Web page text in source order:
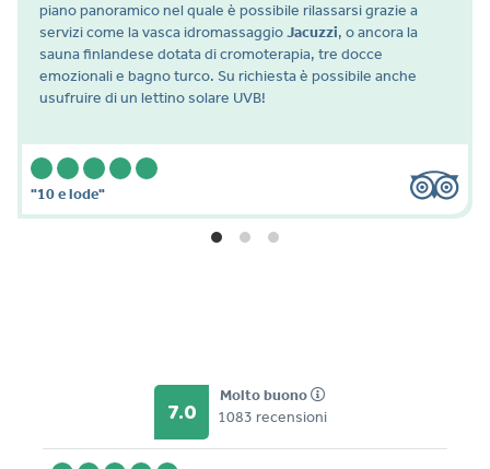
piano panoramico nel quale è possibile rilassarsi grazie a
servizi come la vasca idromassaggioJacuzzi, o ancora la
sauna finlandese dotata di cromoterapia, tre docce
emozionali e bagno turco. Su richiesta è possibile anche
usufruire di un lettino solare UVB!
"10 e lode"
7.0
Molto buono
1083 recensioni